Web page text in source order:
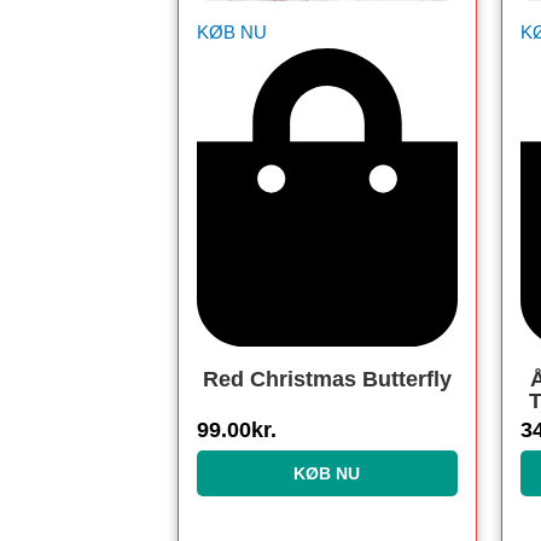
KØB NU
Red Christmas Butterfly
99.00kr.
KØB NU